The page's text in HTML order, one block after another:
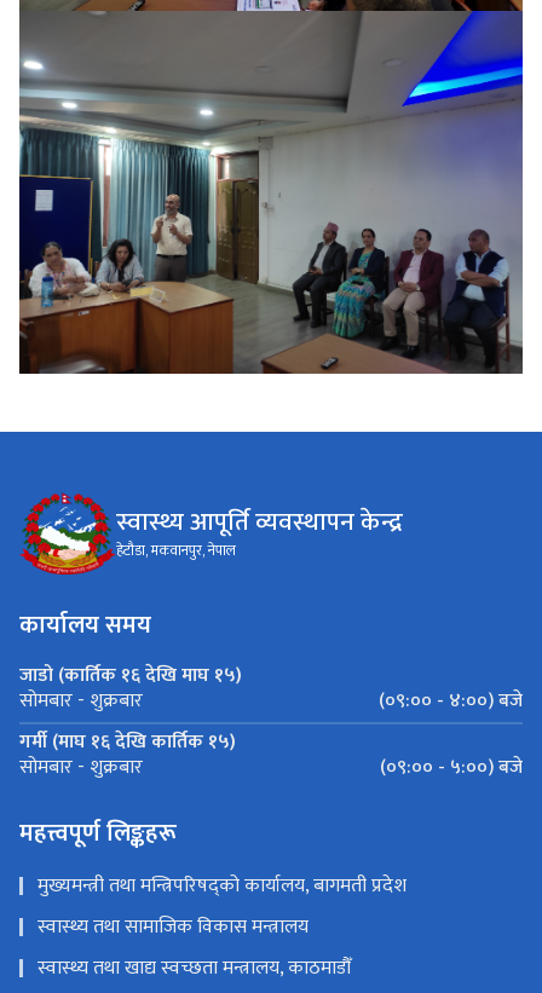
स्वास्थ्य आपूर्ति व्यवस्थापन केन्द्र
हेटौडा, मकवानपुर, नेपाल
कार्यालय समय
जाडो (कार्तिक १६ देखि माघ १५)
सोमबार - शुक्रबार
(०९:०० - ४:००) बजे
गर्मी (माघ १६ देखि कार्तिक १५)
सोमबार - शुक्रबार (०९:०० - ५:००) बजे
महत्त्वपूर्ण लिङ्कहरू
मुख्यमन्त्री तथा मन्त्रिपरिषद्को कार्यालय, बागमती प्रदेश
स्वास्थ्य तथा सामाजिक विकास मन्त्रालय
स्वास्थ्य तथा खाद्य स्वच्छता मन्त्रालय, काठमाडौँ